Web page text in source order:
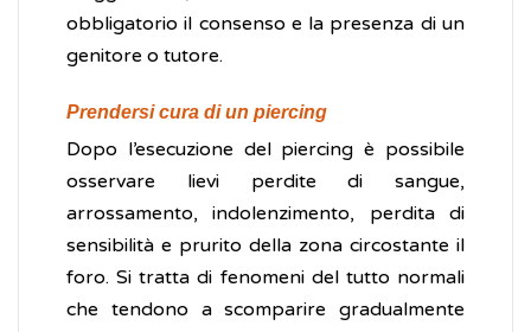
obbligatorio il consenso e la presenza di un
genitore o tutore.
Prendersi cura di un piercing
Dopo l’esecuzione del piercing è possibile
osservare lievi perdite di sangue,
arrossamento, indolenzimento, perdita di
sensibilità e prurito della zona circostante il
foro. Si tratta di fenomeni del tutto normali
che tendono a scomparire gradualmente